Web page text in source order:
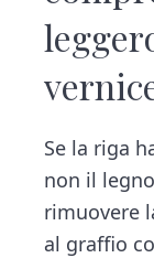
Se la riga
non il
rimuovere
al graffio